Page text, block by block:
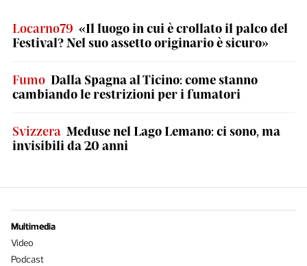
Locarno79 «Il luogo in cui è crollato il palco del
Festival? Nel suo assetto originario è sicuro»
Fumo Dalla Spagna al Ticino: come stanno
cambiando le restrizioni per i fumatori
Svizzera Meduse nel Lago Lemano: ci sono, ma
invisibili da 20 anni
Multimedia
Video
Podcast